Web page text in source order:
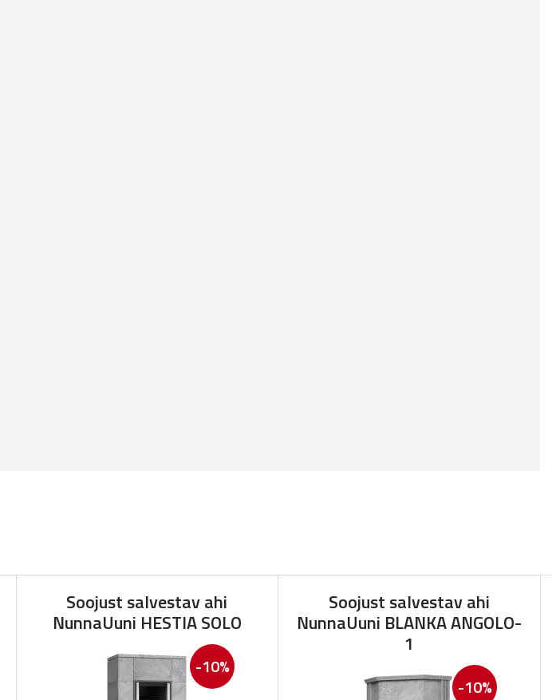
Soojust salvestav ahi
NunnaUuni HESTIA SOLO
-10%
Soojust salvestav ahi
NunnaUuni BLANKA ANGOLO-
1
-10%